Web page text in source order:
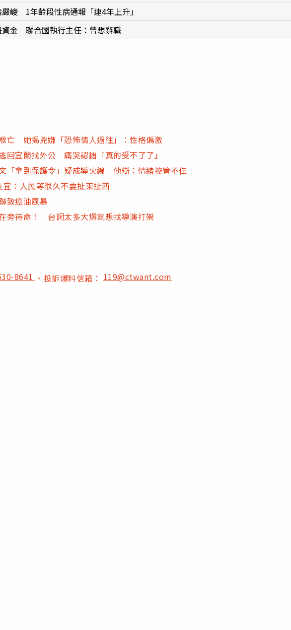
峻 1年齡段性病通報「連4年上升」
資金 聯合國執行主任：曾想辭職
亡 她揭兇嫌「恐怖情人過往」：性格偏激
回宜蘭找外公 痛哭認錯「真的受不了了」
「拿到保護令」疑成導火線 他辯：情緒控管不佳
：人民等很久不要扯東扯西
致癌油風暴
旁待命！ 台詞太多大爆氣想找導演打架
8641 、投訴爆料信箱：119@ctwant.com